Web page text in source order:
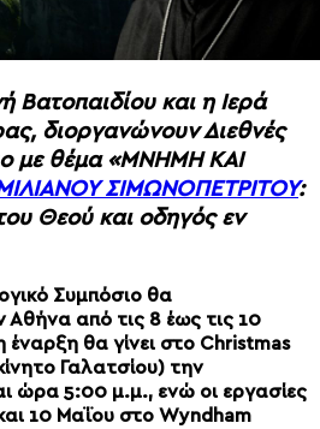
Βατοπαιδίου και η Ιερά
διοργανώνουν Διεθνές
με θέμα «ΜΝΗΜΗ ΚΑΙ
ΣΙΜΩΝΟΠΕΤΡΙΤΟΥ:
Θεού και οδηγός εν
Συμπόσιο θα
Αθήνα από τις 8 έως τις 10
έναρξη θα γίνει στο Christmas
Γαλατσίου) την
ώρα 5:00 μ.μ., ενώ οι εργασίες
10 Μαΐου στο Wyndham